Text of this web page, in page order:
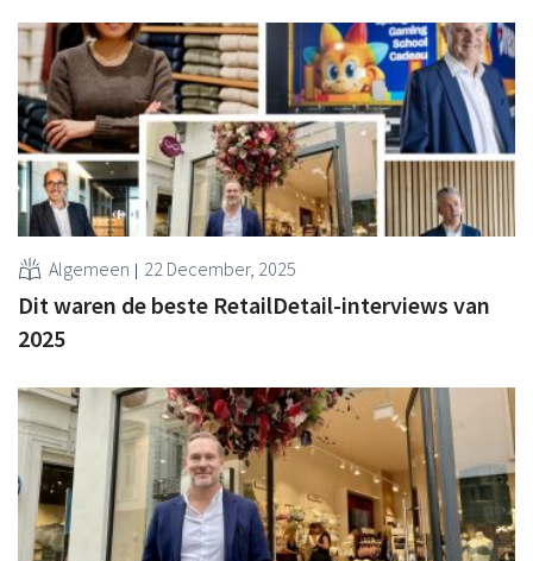
Algemeen 22 December, 2025
Dit waren de beste RetailDetail-interviews van
2025